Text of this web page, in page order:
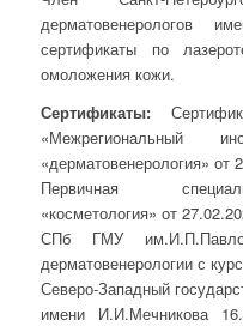
дерматовенерологов
сертификаты по
омоложения кожи.
Сертификаты:
«Межрегиональный
«дерматовенерология» от
Первичная
«косметология» от
СПб ГМУ
дерматовенерологии с
Северо-Западный
имени И.И.Мечникова